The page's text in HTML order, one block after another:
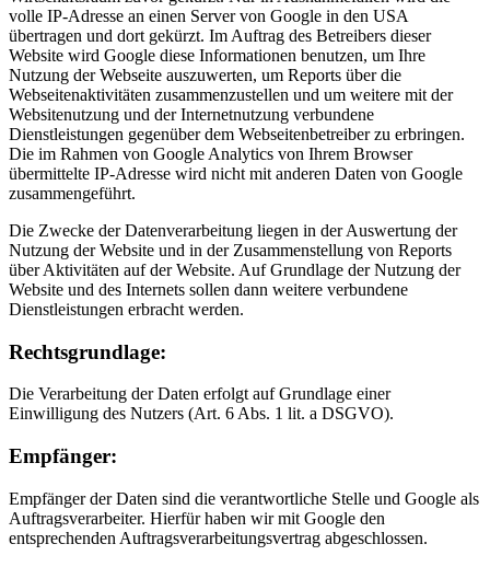
volle IP-Adresse an einen Server von Google in den USA
übertragen und dort gekürzt. Im Auftrag des Betreibers dieser
Website wird Google diese Informationen benutzen, um Ihre
Nutzung der Webseite auszuwerten, um Reports über die
Webseitenaktivitäten zusammenzustellen und um weitere mit der
Websitenutzung und der Internetnutzung verbundene
Dienstleistungen gegenüber dem Webseitenbetreiber zu erbringen.
Die im Rahmen von Google Analytics von Ihrem Browser
übermittelte IP-Adresse wird nicht mit anderen Daten von Google
zusammengeführt.
Die Zwecke der Datenverarbeitung liegen in der Auswertung der
Nutzung der Website und in der Zusammenstellung von Reports
über Aktivitäten auf der Website. Auf Grundlage der Nutzung der
Website und des Internets sollen dann weitere verbundene
Dienstleistungen erbracht werden.
Rechtsgrundlage:
Die Verarbeitung der Daten erfolgt auf Grundlage einer
Einwilligung des Nutzers (Art. 6 Abs. 1 lit. a DSGVO).
Empfänger:
Empfänger der Daten sind die verantwortliche Stelle und Google als
Auftragsverarbeiter. Hierfür haben wir mit Google den
entsprechenden Auftragsverarbeitungsvertrag abgeschlossen.